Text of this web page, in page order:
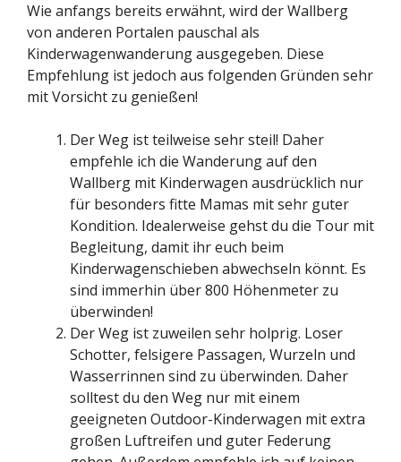
Wie anfangs bereits erwähnt, wird der Wallberg
von anderen Portalen pauschal als
Kinderwagenwanderung ausgegeben. Diese
Empfehlung ist jedoch aus folgenden Gründen sehr
mit Vorsicht zu genießen!
Der Weg ist teilweise sehr steil! Daher
empfehle ich die Wanderung auf den
Wallberg mit Kinderwagen ausdrücklich nur
für besonders fitte Mamas mit sehr guter
Kondition. Idealerweise gehst du die Tour mit
Begleitung, damit ihr euch beim
Kinderwagenschieben abwechseln könnt. Es
sind immerhin über 800 Höhenmeter zu
überwinden!
Der Weg ist zuweilen sehr holprig. Loser
Schotter, felsigere Passagen, Wurzeln und
Wasserrinnen sind zu überwinden. Daher
solltest du den Weg nur mit einem
geeigneten Outdoor-Kinderwagen mit extra
großen Luftreifen und guter Federung